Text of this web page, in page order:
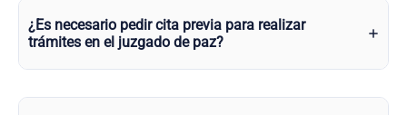
¿Es necesario pedir cita previa para realizar
trámites en el juzgado de paz?